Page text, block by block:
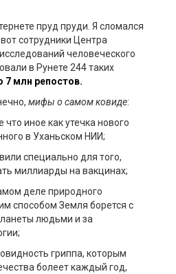
пруд пруди. Я сломался
сотрудники Центра
человеческого
в Рунете 244 таких
7 млн репостов.
мифы о самомковиде:
иное как утечка нового
в Уханьском НИИ;
специально для того,
миллиарды на вакцинах;
деле природного
способом Земля борется с
людьми и за
гриппа, которым
болеет каждый год,